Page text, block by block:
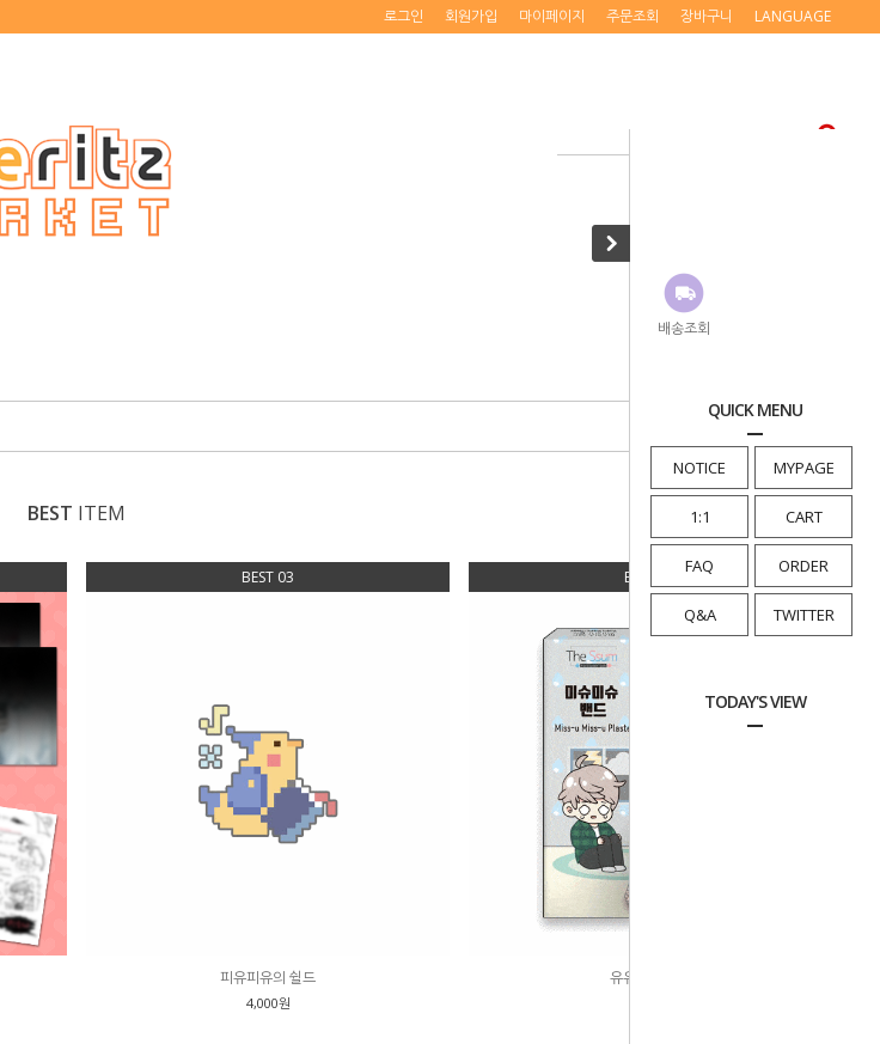
배송조회
QUICK MENU
NOTICE MYPAGE
1:1 CART
FAQ ORDER
Q&A TWITTER
TODAY'S VIEW
로그인 회원가입 마이페이지 주문조회 장바구니 LANGUAGE
· HOME>NEW
BEST ITEM
BEST 03
피유피유의 쉴드
4,000원
BEST 04
유유밴드 세트